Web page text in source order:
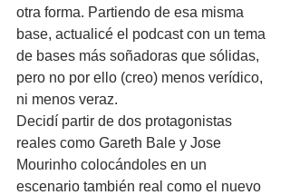
otra forma. Partiendo de esa misma
base, actualicé el podcast con un tema
de bases más soñadoras que sólidas,
pero no por ello (creo) menos verídico,
ni menos veraz.
Decidí partir de dos protagonistas
reales como Gareth Bale y Jose
Mourinho colocándoles en un
escenario también real como el nuevo